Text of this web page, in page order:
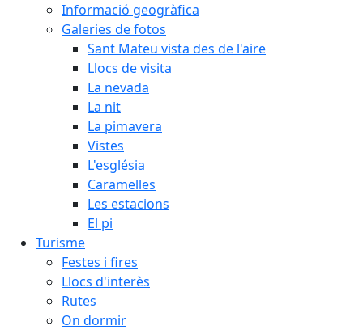
Informació geogràfica
Galeries de fotos
Sant Mateu vista des de l'aire
Llocs de visita
La nevada
La nit
La pimavera
Vistes
L'església
Caramelles
Les estacions
El pi
Turisme
Festes i fires
Llocs d'interès
Rutes
On dormir